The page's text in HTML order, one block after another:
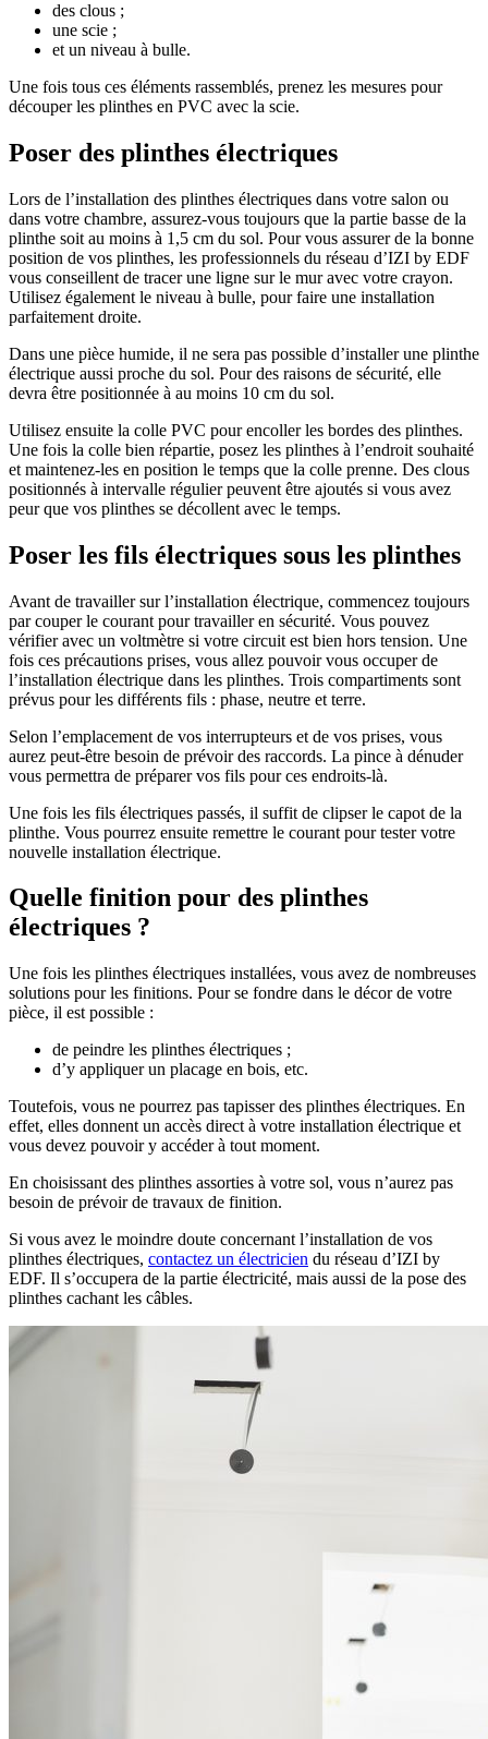
des clous ;
une scie ;
et un niveau à bulle.
Une fois tous ces éléments rassemblés, prenez les mesures pour
découper les plinthes en PVC avec la scie.
Poser des plinthes électriques
Lors de l’installation des plinthes électriques dans votre salon ou
dans votre chambre, assurez-vous toujours que la partie basse de la
plinthe soit au moins à 1,5 cm du sol. Pour vous assurer de la bonne
position de vos plinthes, les professionnels du réseau d’IZI by EDF
vous conseillent de tracer une ligne sur le mur avec votre crayon.
Utilisez également le niveau à bulle, pour faire une installation
parfaitement droite.
Dans une pièce humide, il ne sera pas possible d’installer une plinthe
électrique aussi proche du sol. Pour des raisons de sécurité, elle
devra être positionnée à au moins 10 cm du sol.
Utilisez ensuite la colle PVC pour encoller les bordes des plinthes.
Une fois la colle bien répartie, posez les plinthes à l’endroit souhaité
et maintenez-les en position le temps que la colle prenne. Des clous
positionnés à intervalle régulier peuvent être ajoutés si vous avez
peur que vos plinthes se décollent avec le temps.
Poser les fils électriques sous les plinthes
Avant de travailler sur l’installation électrique, commencez toujours
par couper le courant pour travailler en sécurité. Vous pouvez
vérifier avec un voltmètre si votre circuit est bien hors tension. Une
fois ces précautions prises, vous allez pouvoir vous occuper de
l’installation électrique dans les plinthes. Trois compartiments sont
prévus pour les différents fils : phase, neutre et terre.
Selon l’emplacement de vos interrupteurs et de vos prises, vous
aurez peut-être besoin de prévoir des raccords. La pince à dénuder
vous permettra de préparer vos fils pour ces endroits-là.
Une fois les fils électriques passés, il suffit de clipser le capot de la
plinthe. Vous pourrez ensuite remettre le courant pour tester votre
nouvelle installation électrique.
Quelle finition pour des plinthes
électriques ?
Une fois les plinthes électriques installées, vous avez de nombreuses
solutions pour les finitions. Pour se fondre dans le décor de votre
pièce, il est possible :
de peindre les plinthes électriques ;
d’y appliquer un placage en bois, etc.
Toutefois, vous ne pourrez pas tapisser des plinthes électriques. En
effet, elles donnent un accès direct à votre installation électrique et
vous devez pouvoir y accéder à tout moment.
En choisissant des plinthes assorties à votre sol, vous n’aurez pas
besoin de prévoir de travaux de finition.
Si vous avez le moindre doute concernant l’installation de vos
plinthes électriques, contactez un électricien du réseau d’IZI by
EDF. Il s’occupera de la partie électricité, mais aussi de la pose des
plinthes cachant les câbles.